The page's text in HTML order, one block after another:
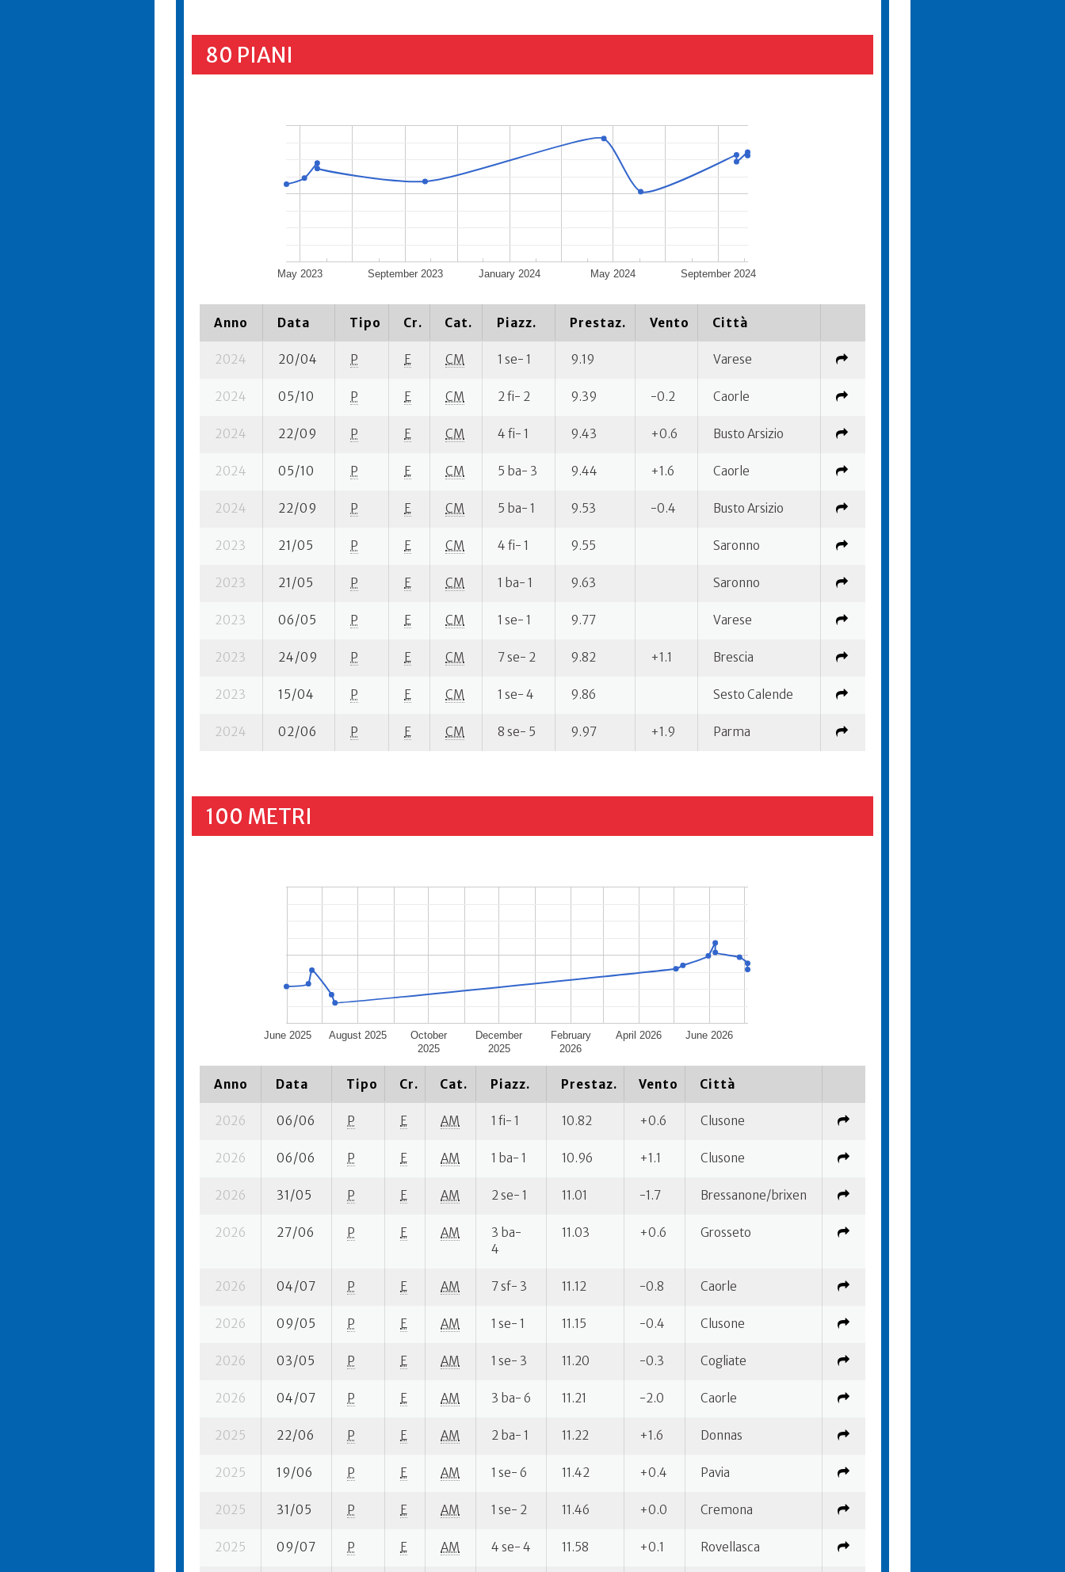
80 PIANI
May 2023 September 2023 January 2024 May 2024 September 2024
Anno Data Tipo Cr. Cat. Piazz. Prestaz. Vento Città
2024 20/04 P E CM 1 se- 1 9.19 Varese
2024 05/10 P E CM 2 fi- 2 9.39 -0.2 Caorle
2024 22/09 P E CM 4 fi- 1 9.43 +0.6 Busto Arsizio
2024 05/10 P E CM 5 ba- 3 9.44 +1.6 Caorle
2024 22/09 P E CM 5 ba- 1 9.53 -0.4 Busto Arsizio
2023 21/05 P E CM 4 fi- 1 9.55 Saronno
2023 21/05 P E CM 1 ba- 1 9.63 Saronno
2023 06/05 P E CM 1 se- 1 9.77 Varese
2023 24/09 P E CM 7 se- 2 9.82 +1.1 Brescia
2023 15/04 P E CM 1 se- 4 9.86 Sesto Calende
2024 02/06 P E CM 8 se- 5 9.97 +1.9 Parma
100 METRI
June 2025 August 2025
October
2025
December
2025
February
2026
April 2026 June 2026
Anno Data Tipo Cr. Cat. Piazz. Prestaz. Vento Città
2026 06/06 P E AM 1 fi- 1 10.82 +0.6 Clusone
2026 06/06 P E AM 1 ba- 1 10.96 +1.1 Clusone
2026 31/05 P E AM 2 se- 1 11.01 -1.7 Bressanone/brixen
2026 27/06 P E AM
3 ba-
4
11.03 +0.6 Grosseto
2026 04/07 P E AM 7 sf- 3 11.12 -0.8 Caorle
2026 09/05 P E AM 1 se- 1 11.15 -0.4 Clusone
2026 03/05 P E AM 1 se- 3 11.20 -0.3 Cogliate
2026 04/07 P E AM 3 ba- 6 11.21 -2.0 Caorle
2025 22/06 P E AM 2 ba- 1 11.22 +1.6 Donnas
2025 19/06 P E AM 1 se- 6 11.42 +0.4 Pavia
2025 31/05 P E AM 1 se- 2 11.46 +0.0 Cremona
2025 09/07 P E AM 4 se- 4 11.58 +0.1 Rovellasca